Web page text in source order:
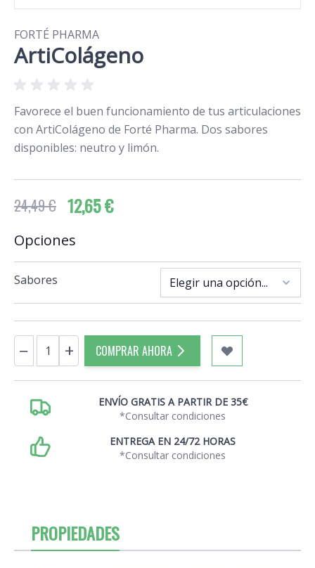
FORTÉ PHARMA
ArtiColágeno
Favorece el buen funcionamiento de tus articulaciones
con ArtiColágeno de Forté Pharma. Dos sabores
disponibles: neutro y limón.
24,49 € 12,65 €
Opciones
Sabores
Cantidad
− + COMPRAR AHORA
ENVÍO GRATIS A PARTIR DE 35€
*Consultar condiciones
ENTREGA EN 24/72 HORAS
*Consultar condiciones
PROPIEDADES